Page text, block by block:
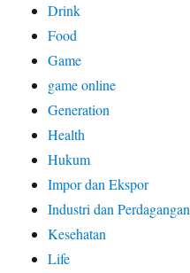
Drink
Food
Game
game online
Generation
Health
Hukum
Impor dan Ekspor
Industri dan Perdagangan
Kesehatan
Life